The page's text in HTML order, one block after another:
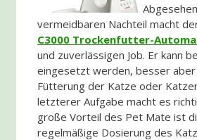
vermeidbaren Nachteil macht
C3000 Trockenfutter-
und zuverlässigen Job. Er kann
eingesetzt werden, besser aber
Fütterung der Katze oder
letzterer Aufgabe macht es
große Vorteil des Pet Mate ist
regelmäßige Dosierung des